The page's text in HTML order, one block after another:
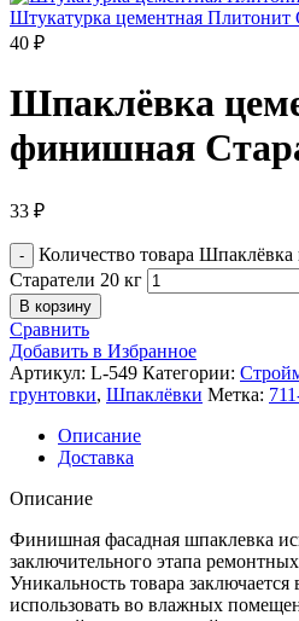
Штукатурка цементная Плитонит
40 ₽
Шпаклёвка
финишная
33 ₽
Количество товара
Старатели 20 кг
В корзину
Сравнить
Добавить в Избранное
Артикул: L-549 Категории:
грунтовки, Шпаклёвки Метка:
Описание
Доставка
Описание
Финишная фасадная шпаклевка
заключительного этапа
Уникальность товара
использовать во влажных